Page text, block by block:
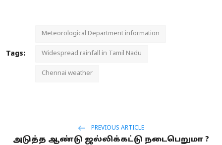
Tags:
Meteorological Department information
Widespread rainfall in Tamil Nadu
Chennai weather
PREVIOUS ARTICLE
அடுத்த ஆண்டு ஜல்லிக்கட்டு நடைபெறுமா ?